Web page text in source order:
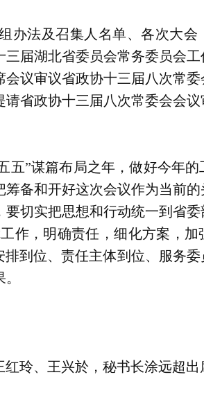
办法及召集人名单、各次大会
届湖北省委员会常务委员会
议审议省政协十三届八次常
省政协十三届八次常委会会
五”谋篇布局之年，做好今年
备和开好这次会议作为当前
切实把思想和行动统一到省
作，明确责任，细化方案，加
到位、责任主体到位、服务委
玲、王兴於，秘书长涂远超出